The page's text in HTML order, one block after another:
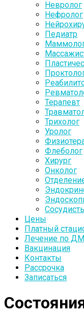
Невролог
Нефролог
Педиатр
Терапевт
Трихолог
Уролог
Флеболог
Хирург
Онколог
Цены
Платный
Лечение по
Вакцинация
Контакты
Рассрочка
Записаться